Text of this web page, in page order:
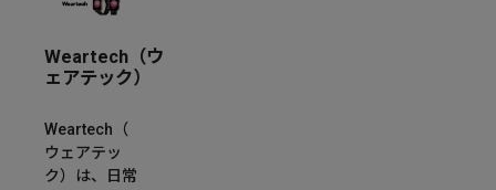
Weartech（ウ
ェアテック）
Weartech（
ウェアテッ
ク）は、日常